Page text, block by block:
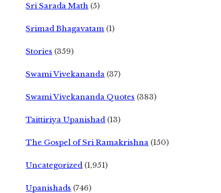
Sri Sarada Math (5)
Srimad Bhagavatam (1)
Stories (359)
Swami Vivekananda (37)
Swami Vivekananda Quotes (383)
Taittiriya Upanishad (13)
The Gospel of Sri Ramakrishna (150)
Uncategorized (1,951)
Upanishads (746)